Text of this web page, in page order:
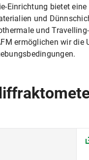
Einrichtung bietet
und
und
ermöglichen wir